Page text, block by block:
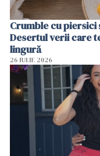
Crumble cu piersici
Desertul verii care
lingură
26 IULIE 2026